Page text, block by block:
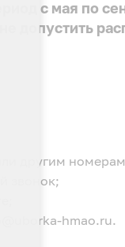
с мая по
допустить
другим
звонок;
hmao.ru.